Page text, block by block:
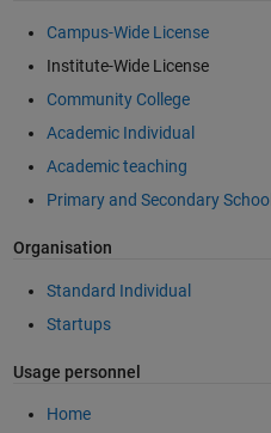
Campus-Wide License
Institute-Wide License
Community College
Academic Individual
Academic teaching
Primary and Secondary School
Organisation
Standard Individual
Startups
Usage personnel
Home